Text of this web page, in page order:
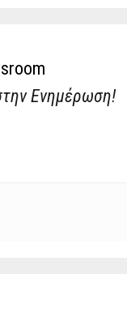
Ενημέρωση!